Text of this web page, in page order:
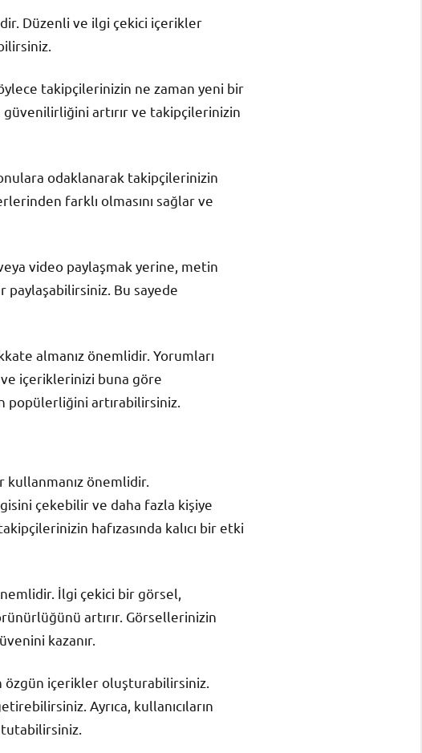
Düzenli ve ilgi çekici içerikler
takipçilerinizin ne zaman yeni bir
güvenilirliğini artırır ve takipçilerinizin
odaklanarak takipçilerinizin
farklı olmasını sağlar ve
video paylaşmak yerine, metin
paylaşabilirsiniz. Bu sayede
almanız önemlidir. Yorumları
içeriklerinizi buna göre
popülerliğini artırabilirsiniz.
kullanmanız önemlidir.
çekebilir ve daha fazla kişiye
hafızasında kalıcı bir etki
İlgi çekici bir görsel,
artırır. Görsellerinizin
kazanır.
özgün içerikler oluşturabilirsiniz.
Ayrıca, kullanıcıların